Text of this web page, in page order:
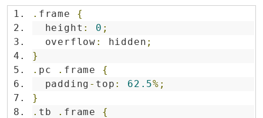
. frame {
  height
: 0 ;
  overflow
: hidden ;
}
. pc . frame {
  padding
- top : 62.5%;
}
. tb . frame {